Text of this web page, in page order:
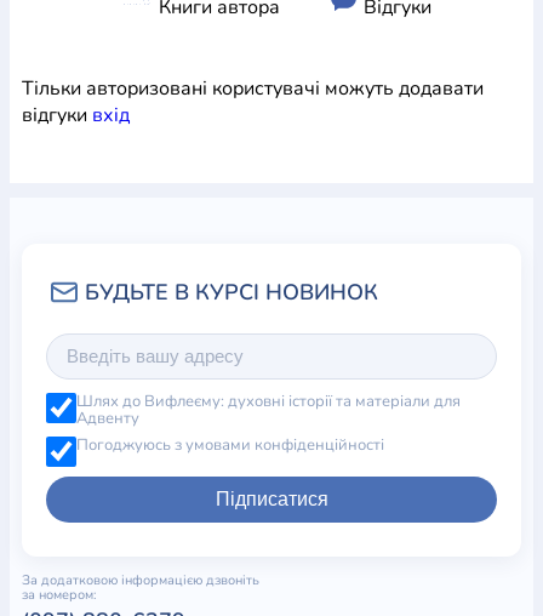
Книги автора Відгуки
Тільки авторизовані користувачі можуть додавати
відгуки вхiд
Шлях до Вифлеєму: духовні історії та матеріали для
Адвенту
Погоджуюсь з умовами конфіденційності
Підписатися
За додатковою інформацією дзвоніть
за номером: